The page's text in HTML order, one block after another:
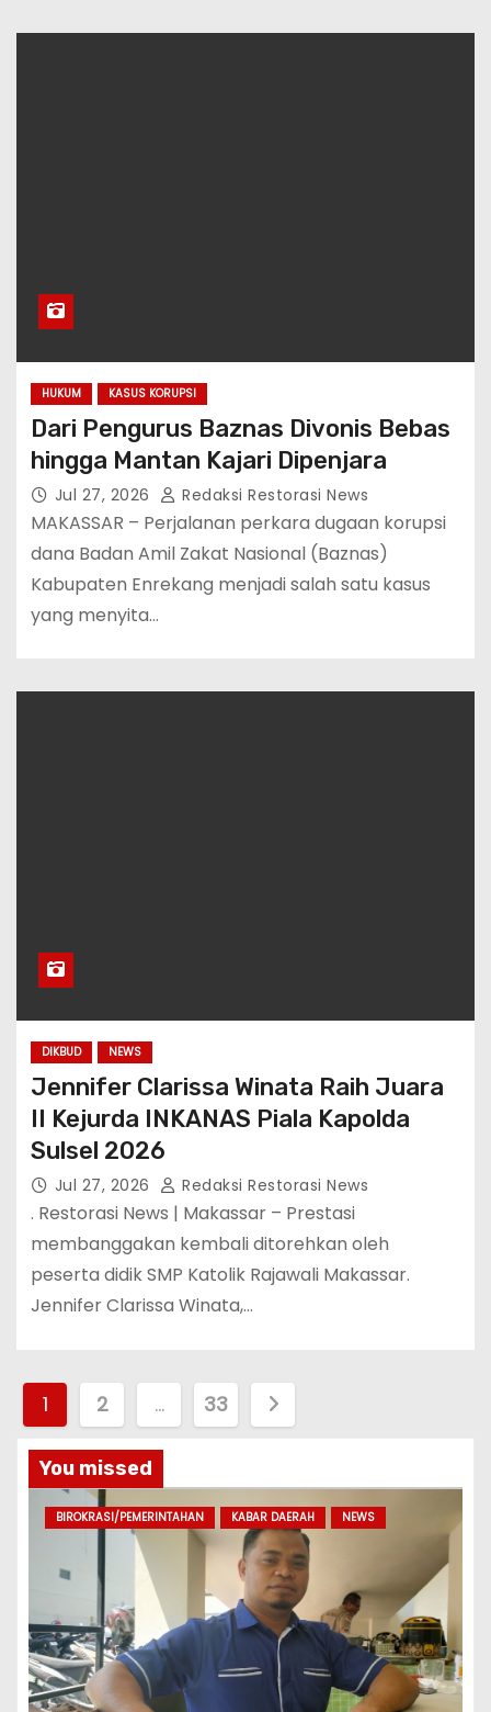
HUKUM KASUS KORUPSI
Dari Pengurus Baznas Divonis Bebas
hingga Mantan Kajari Dipenjara
Jul 27, 2026 Redaksi Restorasi News
MAKASSAR – Perjalanan perkara dugaan korupsi
dana Badan Amil Zakat Nasional (Baznas)
Kabupaten Enrekang menjadi salah satu kasus
yang menyita…
DIKBUD NEWS
Jennifer Clarissa Winata Raih Juara
II Kejurda INKANAS Piala Kapolda
Sulsel 2026
Jul 27, 2026 Redaksi Restorasi News
. Restorasi News | Makassar – Prestasi
membanggakan kembali ditorehkan oleh
peserta didik SMP Katolik Rajawali Makassar.
Jennifer Clarissa Winata,…
a
g
a
s
1 2 … 33
You missed
BIROKRASI/PEMERINTAHAN KABAR DAERAH NEWS